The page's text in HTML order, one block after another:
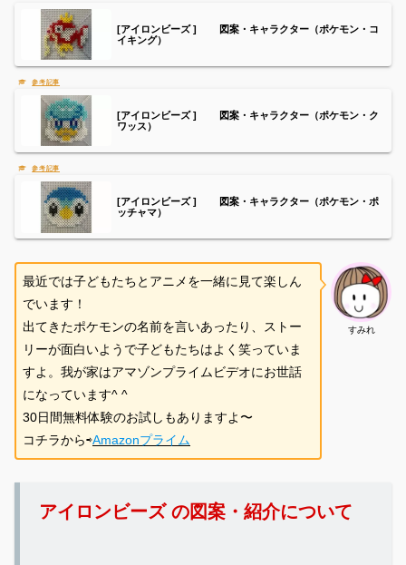
[アイロンビーズ ] 図案・キャラクター（ポケモン・コ
イキング）
[アイロンビーズ ] 図案・キャラクター（ポケモン・ク
ワッス）
[アイロンビーズ ] 図案・キャラクター（ポケモン・ポ
ッチャマ）
すみれ
最近では子どもたちとアニメを一緒に見て楽しん
でいます！
出てきたポケモンの名前を言いあったり、ストー
リーが面白いようで子どもたちはよく笑っていま
すよ。我が家はアマゾンプライムビデオにお世話
になっています^ ^
30日間無料体験のお試しもありますよ〜
コチラから⇨Amazonプライム
アイロンビーズ の図案・紹介について